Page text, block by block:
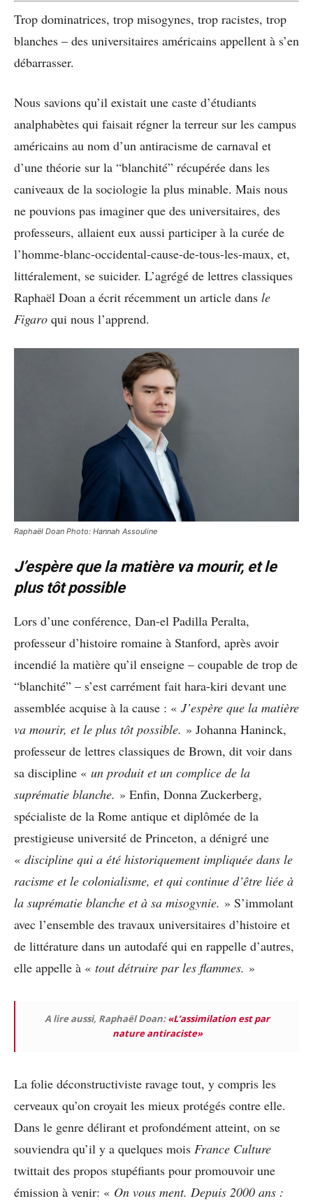
Trop dominatrices, trop misogynes, trop racistes, trop
blanches – des universitaires américains appellent à s’en
débarrasser.
Nous savions qu’il existait une caste d’étudiants
analphabètes qui faisait régner la terreur sur les campus
américains au nom d’un antiracisme de carnaval et
d’une théorie sur la “blanchité” récupérée dans les
caniveaux de la sociologie la plus minable. Mais nous
ne pouvions pas imaginer que des universitaires, des
professeurs, allaient eux aussi participer à la curée de
l’homme-blanc-occidental-cause-de-tous-les-maux, et,
littéralement, se suicider. L’agrégé de lettres classiques
Raphaël Doan a écrit récemment un article dans le
Figaro qui nous l’apprend.
Raphaël Doan Photo: Hannah Assouline
J’espère que la matière va mourir, et le
plus tôt possible
Lors d’une conférence, Dan-el Padilla Peralta,
professeur d’histoire romaine à Stanford, après avoir
incendié la matière qu’il enseigne – coupable de trop de
“blanchité” – s’est carrément fait hara-kiri devant une
assemblée acquise à la cause : « J’espère que la matière
va mourir, et le plus tôt possible. » Johanna Haninck,
professeur de lettres classiques de Brown, dit voir dans
sa discipline « un produit et un complice de la
suprématie blanche. » Enfin, Donna Zuckerberg,
spécialiste de la Rome antique et diplômée de la
prestigieuse université de Princeton, a dénigré une
« discipline qui a été historiquement impliquée dans le
racisme et le colonialisme, et qui continue d’être liée à
la suprématie blanche et à sa misogynie. » S’immolant
avec l’ensemble des travaux universitaires d’histoire et
de littérature dans un autodafé qui en rappelle d’autres,
elle appelle à « tout détruire par les flammes. »
A lire aussi, Raphaël Doan:«L’assimilation est par
nature antiraciste»
La folie déconstructiviste ravage tout, y compris les
cerveaux qu’on croyait les mieux protégés contre elle.
Dans le genre délirant et profondément atteint, on se
souviendra qu’il y a quelques mois France Culture
twittait des propos stupéfiants pour promouvoir une
émission à venir: « On vous ment. Depuis 2000 ans :